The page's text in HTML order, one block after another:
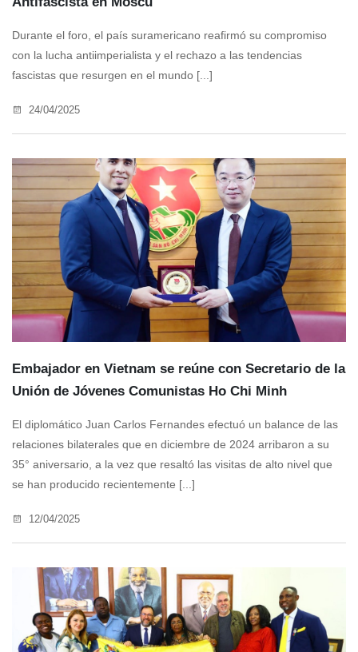
Durante el foro, el país suramericano reafirmó su compromiso
con la lucha antiimperialista y el rechazo a las tendencias
fascistas que resurgen en el mundo [...]
24/04/2025
Embajador en Vietnam se reúne con Secretario de la
Unión de Jóvenes Comunistas Ho Chi Minh
El diplomático Juan Carlos Fernandes efectuó un balance de las
relaciones bilaterales que en diciembre de 2024 arribaron a su
35° aniversario, a la vez que resaltó las visitas de alto nivel que
se han producido recientemente [...]
12/04/2025